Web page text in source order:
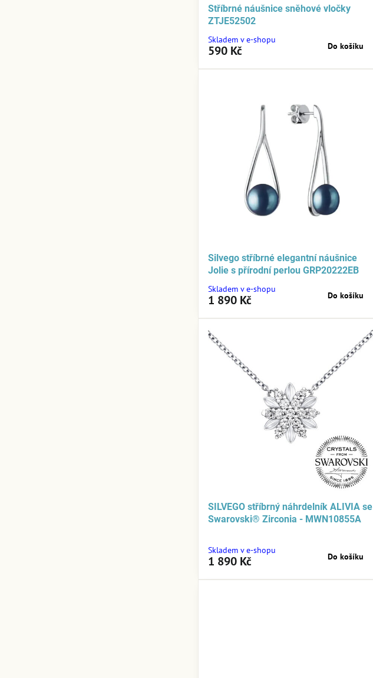
Stříbrné náušnice sněhové vločky
ZTJE52502
Skladem v e-shopu
590 Kč Do košíku
Silvego stříbrné elegantní náušnice
Jolie s přírodní perlou GRP20222EB
Skladem v e-shopu
1 890 Kč Do košíku
SILVEGO stříbrný náhrdelník ALIVIA se
Swarovski® Zirconia - MWN10855A
Skladem v e-shopu
1 890 Kč Do košíku